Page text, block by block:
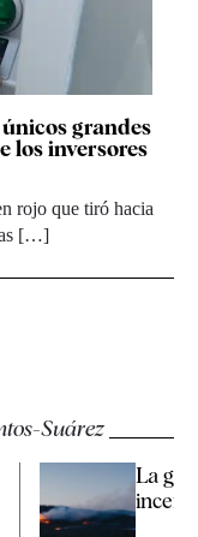
grandes
los inversores
rojo que tiró hacia
[…]
Suárez
La